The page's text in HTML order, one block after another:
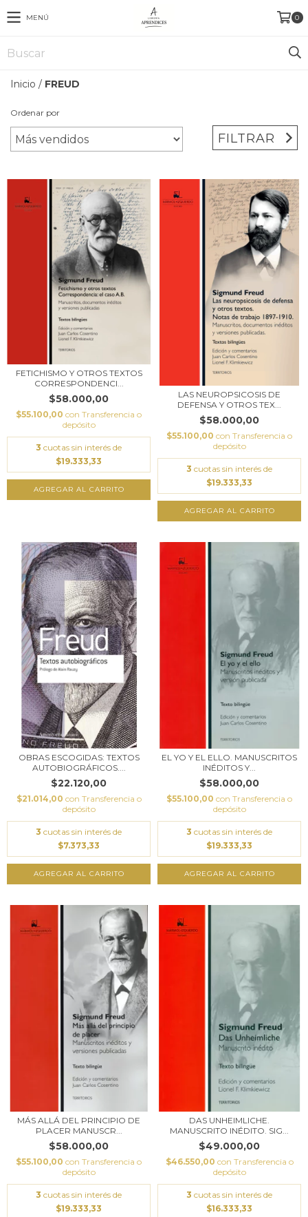
MENÚ 0
Inicio / FREUD
Ordenar por
FILTRAR
FETICHISMO Y OTROS TEXTOS
CORRESPONDENCI...
$58.000,00
$55.100,00 con Transferencia o
depósito
3 cuotas sin interés de
$19.333,33
AGREGAR AL CARRITO
LAS NEUROPSICOSIS DE
DEFENSA Y OTROS TEX...
$58.000,00
$55.100,00 con Transferencia o
depósito
3 cuotas sin interés de
$19.333,33
AGREGAR AL CARRITO
OBRAS ESCOGIDAS: TEXTOS
AUTOBIOGRÁFICOS....
$22.120,00
$21.014,00 con Transferencia o
depósito
3 cuotas sin interés de
$7.373,33
AGREGAR AL CARRITO
EL YO Y EL ELLO. MANUSCRITOS
INÉDITOS Y...
$58.000,00
$55.100,00 con Transferencia o
depósito
3 cuotas sin interés de
$19.333,33
AGREGAR AL CARRITO
MÁS ALLÁ DEL PRINCIPIO DE
PLACER MANUSCR...
$58.000,00
$55.100,00 con Transferencia o
depósito
3 cuotas sin interés de
$19.333,33
DAS UNHEIMLICHE.
MANUSCRITO INÉDITO. SIG...
$49.000,00
$46.550,00 con Transferencia o
depósito
3 cuotas sin interés de
$16.333,33